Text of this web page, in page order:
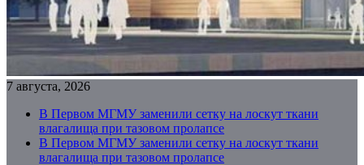
7 августа, 2026
В Первом МГМУ заменили сетку на лоскут ткани
влагалища при тазовом пролапсе
В Первом МГМУ заменили сетку на лоскут ткани
влагалища при тазовом пролапсе